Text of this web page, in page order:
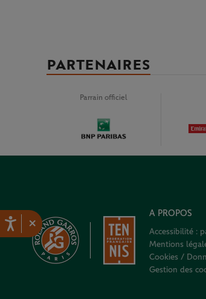
×
PARTENAIRES
Parrain officiel
A PROPOS
Accessibilité :
Mentions
Cookies /
Gestion des